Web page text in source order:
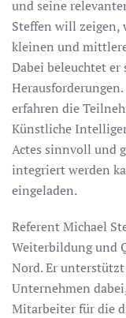
und seine
Steffen will zeigen,
kleinen und
Dabei beleuchtet er
erfahren die
Künstliche
Actes sinnvoll und
integriert werden
eingeladen.
Referent Michael
Weiterbildung und
Nord. Er
Unternehmen
Mitarbeiter für die